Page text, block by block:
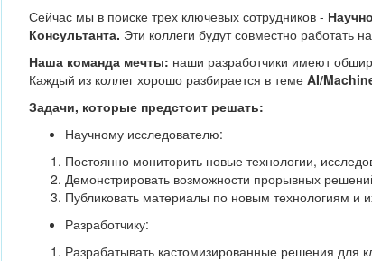
Сейчас мы в поиске трех ключевых сотрудников -
Консультанта. Эти коллеги будут совместно работать
Наша команда мечты: наши разработчики имеют
Каждый из коллег хорошо разбирается в теме AI/
Задачи, которые предстоит решать:
Научному исследователю:
Постоянно мониторить новые технологии,
Демонстрировать возможности прорывных
Публиковать материалы по новым технологиям и
Разработчику:
Разрабатывать кастомизированные решения для